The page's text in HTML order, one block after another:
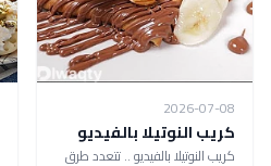
2026-07-08
كريب النوتيلا بالفيديو
كريب النوتيلا بالفيديو .. تتعدد طرق